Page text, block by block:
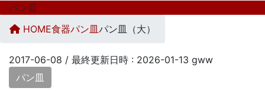
パン皿
HOME食器パン皿パン皿（大）
2017-06-08 / 最終更新日時 : 2026-01-13 gww
パン皿